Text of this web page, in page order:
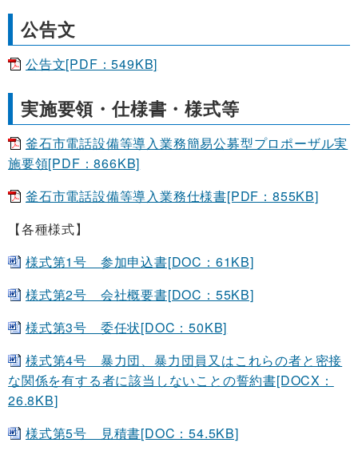
公告文
公告文[PDF：549KB]
実施要領・仕様書・様式等
釜石市電話設備等導入業務簡易公募型プロポーザル実
施要領[PDF：866KB]
釜石市電話設備等導入業務仕様書[PDF：855KB]
【各種様式】
様式第1号 参加申込書[DOC：61KB]
様式第2号 会社概要書[DOC：55KB]
様式第3号 委任状[DOC：50KB]
様式第4号 暴力団、暴力団員又はこれらの者と密接
な関係を有する者に該当しないことの誓約書[DOCX：
26.8KB]
様式第5号 見積書[DOC：54.5KB]